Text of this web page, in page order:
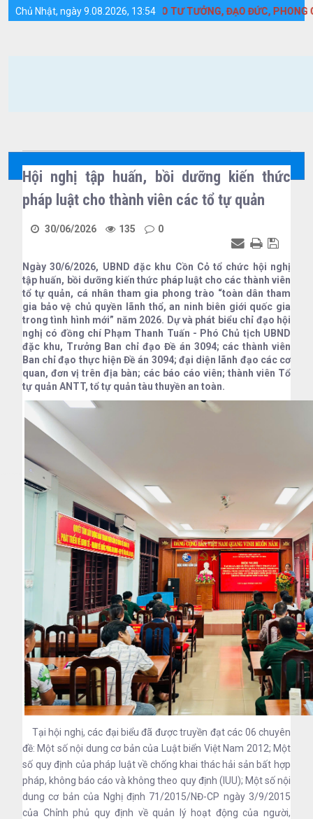
Chi tiết tin tức - Huyện Cồn Cỏ
Chủ Nhật, ngày 9.08.2026, 13:54
HỌC TẬP VÀ LÀM THEO TƯ TƯỞNG, ĐẠO ĐỨC, PHONG CÁCH
Hội nghị tập huấn, bồi dưỡng kiến thức
pháp luật cho thành viên các tổ tự quản
30/06/2026 135 0
Ngày 30/6/2026, UBND đặc khu Cồn Cỏ tổ chức hội nghị
tập huấn, bồi dưỡng kiến thức pháp luật cho các thành viên
tổ tự quản, cá nhân tham gia phong trào “toàn dân tham
gia bảo vệ chủ quyền lãnh thổ, an ninh biên giới quốc gia
trong tình hình mới” năm 2026. Dự và phát biểu chỉ đạo hội
nghị có đồng chí Phạm Thanh Tuấn - Phó Chủ tịch UBND
đặc khu, Trưởng Ban chỉ đạo Đề án 3094; các thành viên
Ban chỉ đạo thực hiện Đề án 3094; đại diện lãnh đạo các cơ
quan, đơn vị trên địa bàn; các báo cáo viên; thành viên Tổ
tự quản ANTT, tổ tự quản tàu thuyền an toàn.
Tại hội nghị, các đại biểu đã được truyền đạt các 06 chuyên
đề: Một số nội dung cơ bản của Luật biển Việt Nam 2012; Một
số quy định của pháp luật về chống khai thác hải sản bất hợp
pháp, không báo cáo và không theo quy định (IUU); Một số nội
dung cơ bản của Nghị định 71/2015/NĐ-CP ngày 3/9/2015
của Chỉnh phủ quy định về quản lý hoạt động của người,